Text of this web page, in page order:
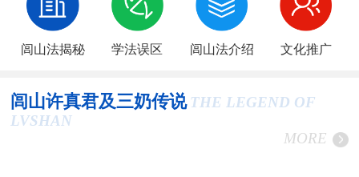
闾山法揭秘 学法误区 闾山法介绍 文化推广
闾山许真君及三奶传说 THE LEGEND OF
LVSHAN
MORE